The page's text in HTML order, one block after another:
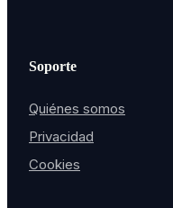
Soporte
Quiénes somos
Privacidad
Cookies